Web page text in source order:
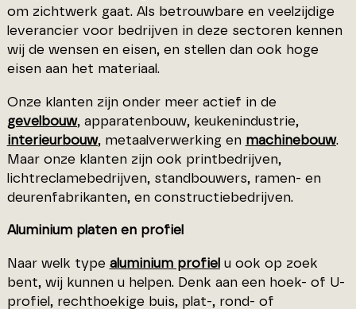
om zichtwerk gaat. Als betrouwbare en veelzijdige
leverancier voor bedrijven in deze sectoren kennen
wij de wensen en eisen, en stellen dan ook hoge
eisen aan het materiaal.
Onze klanten zijn onder meer actief in de
gevelbouw, apparatenbouw, keukenindustrie,
interieurbouw, metaalverwerking en machinebouw.
Maar onze klanten zijn ook printbedrijven,
lichtreclamebedrijven, standbouwers, ramen- en
deurenfabrikanten, en constructiebedrijven.
Aluminium platen en profiel
Naar welk type aluminium profiel u ook op zoek
bent, wij kunnen u helpen. Denk aan een hoek- of U-
profiel, rechthoekige buis, plat-, rond- of